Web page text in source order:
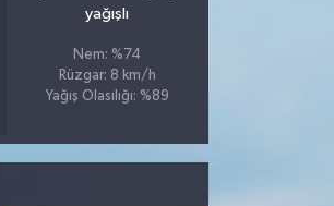
yağışlı
Nem: %74
Rüzgar: 8 km/h
Yağış Olasılığı: %89